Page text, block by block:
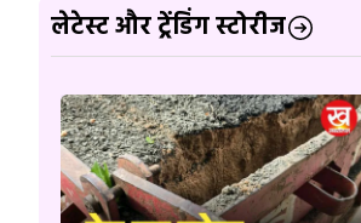
लेटेस्ट और ट्रेंडिंग स्टोरीज